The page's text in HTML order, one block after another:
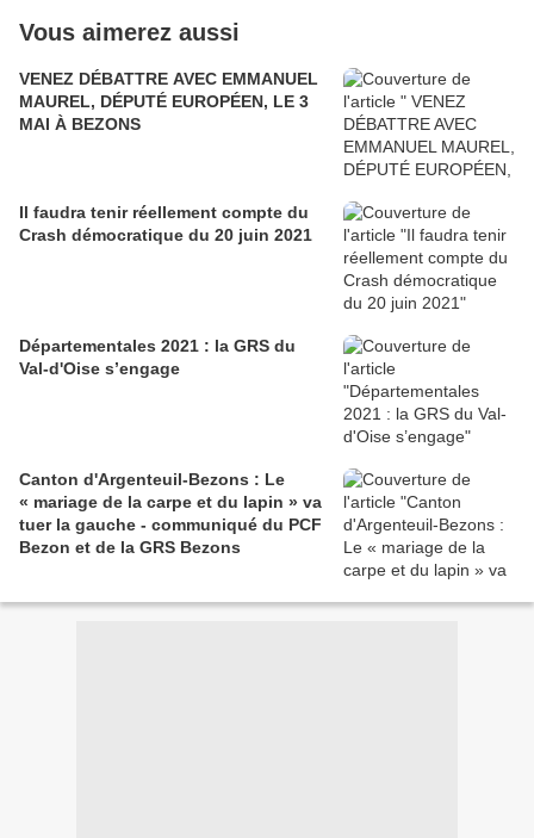
Vous aimerez aussi
VENEZ DÉBATTRE AVEC EMMANUEL
MAUREL, DÉPUTÉ EUROPÉEN, LE 3
MAI À BEZONS
Il faudra tenir réellement compte du
Crash démocratique du 20 juin 2021
Départementales 2021 : la GRS du
Val-d'Oise s’engage
Canton d'Argenteuil-Bezons : Le
« mariage de la carpe et du lapin » va
tuer la gauche - communiqué du PCF
Bezon et de la GRS Bezons